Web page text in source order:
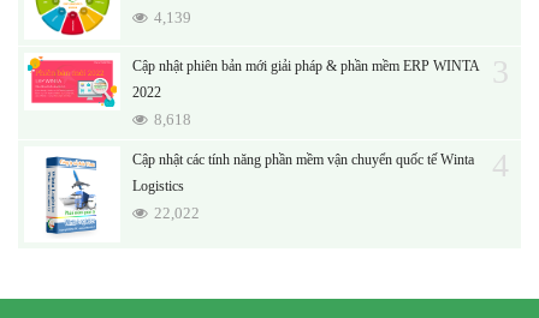
4,139
Cập nhật phiên bản mới giải pháp & phần mềm ERP WINTA
2022
8,618
3
Cập nhật các tính năng phần mềm vận chuyển quốc tế Winta
Logistics
22,022
4